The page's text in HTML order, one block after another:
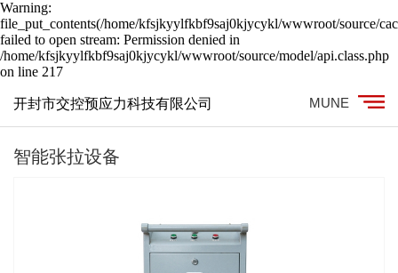
Warning:
file_put_contents(/home/kfsjkyylfkbf9saj0kjycykl/wwwroot/source/
failed to open stream: Permission denied in
/home/kfsjkyylfkbf9saj0kjycykl/wwwroot/source/model/api.class.php
on line 217
开封市交控预应力科技有限公司 MUNE
智能张拉设备